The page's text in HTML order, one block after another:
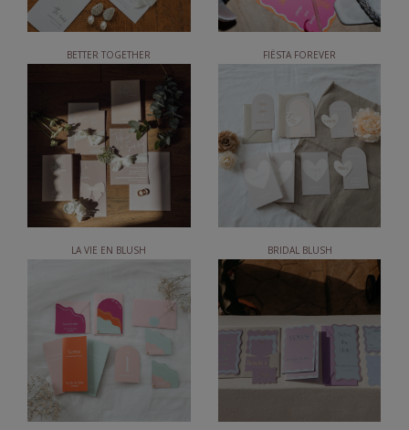
BETTER TOGETHER FIËSTA FOREVER
LA VIE EN BLUSH BRIDAL BLUSH